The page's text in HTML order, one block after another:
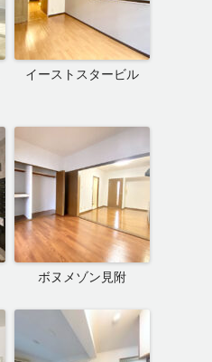
イーストスタービル
ボヌメゾン見附